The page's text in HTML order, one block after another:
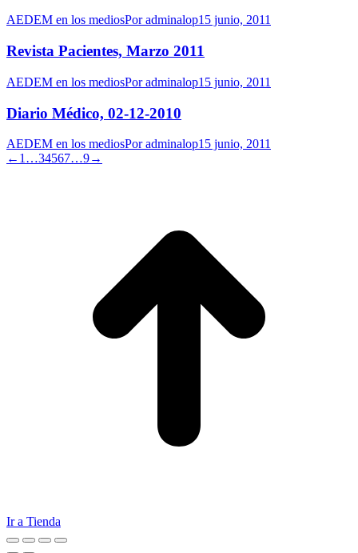
AEDEM en los mediosPoradminalop15 junio, 2011
Revista Pacientes, Marzo 2011
AEDEM en los mediosPoradminalop15 junio, 2011
Diario Médico, 02-12-2010
AEDEM en los mediosPoradminalop15 junio, 2011
← 1 …34567…9→
Ir a Tienda